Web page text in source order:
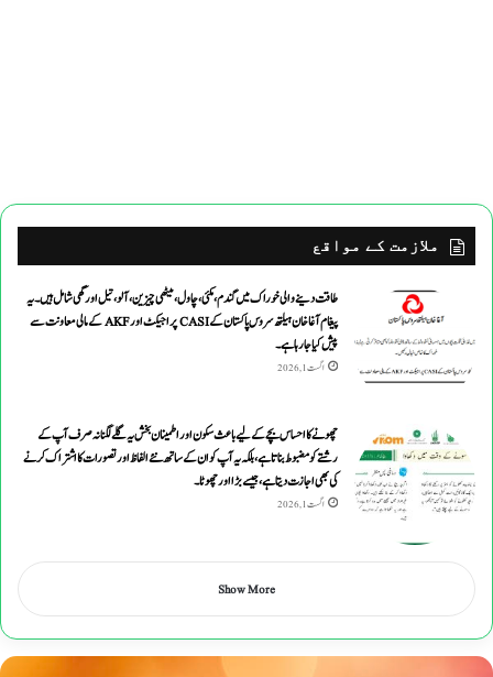
ملازمت کے مواقع
طاقت دینے والی خوراک میں گندم ،مکئی ،چاول،میٹھی چیزین ،آلو،تیل اورگھی شامل ہیں۔یہ
پیغام آغاخان ہیلتھ سروس پاکستان کے CASI پراجیکٹ اور AKF کے مالی معاونت سے
پیش کیاجارہاہے۔
اگست 1, 2026
چھونے کا احساس بچے کے لیے باعث سکون اور اطمینان بخش یہ گلے لگنا نہ صرف آپ کے
رشتے کو مضبوط بناتا ہے، بلکہ یہ آپ کو ان کے ساتھ نئے الفاظ اور تصورات کا اشتراک کرنے
کی بھی اجازت دیتا ہے ، جیسے بڑا اور چھوٹا۔
اگست 1, 2026
Show More